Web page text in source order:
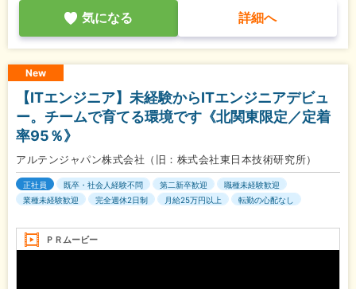
気になる 詳細へ
New
【ITエンジニア】未経験からITエンジニアデビュ
ー。チームで育てる環境です《北関東限定／定着
率95％》
アルテンジャパン株式会社（旧：株式会社東日本技術研究所）
正社員 既卒・社会人経験不問 第二新卒歓迎
職種未経験歓迎
業種未経験歓迎
完全週休2日制 月給25万円以上 転勤の心配なし
ＰＲムービー